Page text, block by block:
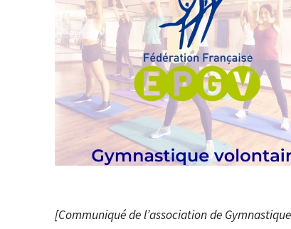
[Communiqué de l’association de